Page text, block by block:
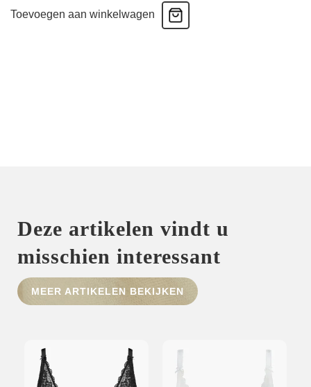
HOME
SHOP
MERKEN
NIEUWS
Tanga
Toevoegen aan winkelwagen
Deze artikelen vindt u
misschien interessant
MEER ARTIKELEN BEKIJKEN